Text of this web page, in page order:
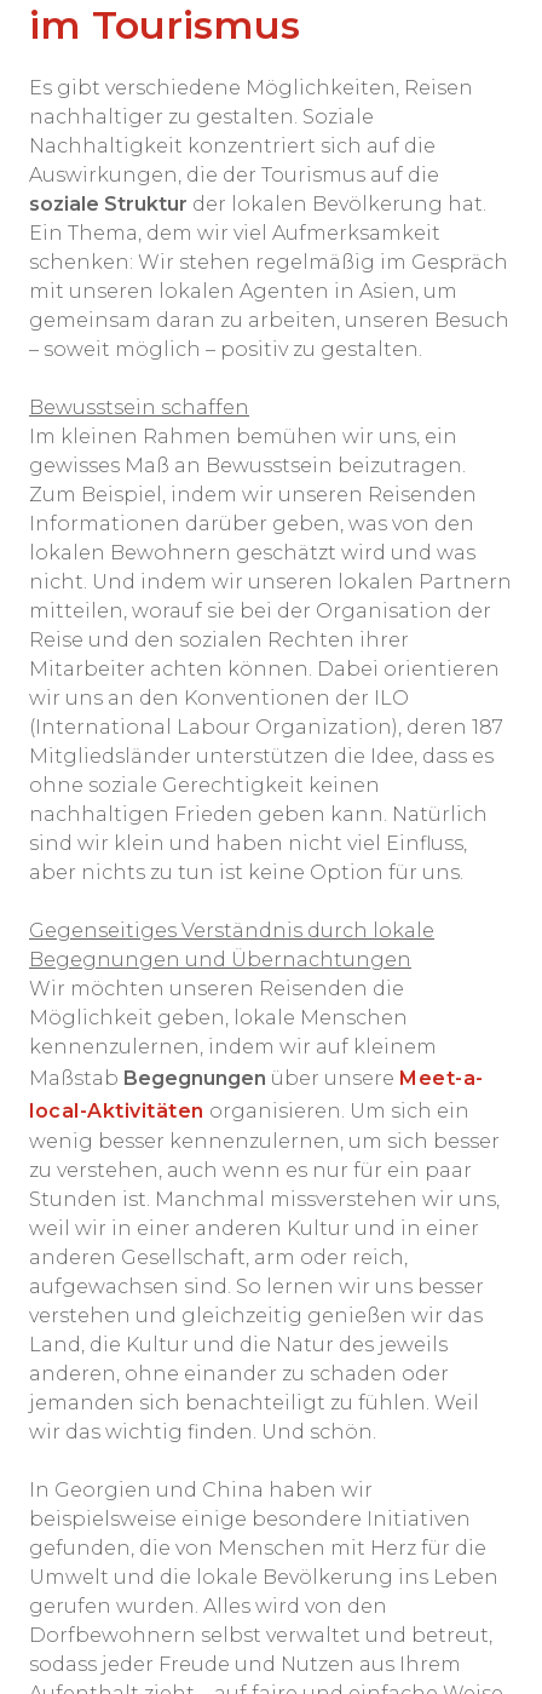
im Tourismus
Es gibt verschiedene Möglichkeiten, Reisen
nachhaltiger zu gestalten. Soziale
Nachhaltigkeit konzentriert sich auf die
Auswirkungen, die der Tourismus auf die
soziale Struktur der lokalen Bevölkerung hat.
Ein Thema, dem wir viel Aufmerksamkeit
schenken: Wir stehen regelmäßig im Gespräch
mit unseren lokalen Agenten in Asien, um
gemeinsam daran zu arbeiten, unseren Besuch
– soweit möglich – positiv zu gestalten.
Bewusstsein schaffen
Im kleinen Rahmen bemühen wir uns, ein
gewisses Maß an Bewusstsein beizutragen.
Zum Beispiel, indem wir unseren Reisenden
Informationen darüber geben, was von den
lokalen Bewohnern geschätzt wird und was
nicht. Und indem wir unseren lokalen Partnern
mitteilen, worauf sie bei der Organisation der
Reise und den sozialen Rechten ihrer
Mitarbeiter achten können. Dabei orientieren
wir uns an den Konventionen der ILO
(International Labour Organization), deren 187
Mitgliedsländer unterstützen die Idee, dass es
ohne soziale Gerechtigkeit keinen
nachhaltigen Frieden geben kann. Natürlich
sind wir klein und haben nicht viel Einfluss,
aber nichts zu tun ist keine Option für uns.
Gegenseitiges Verständnis durch lokale
Begegnungen und Übernachtungen
Wir möchten unseren Reisenden die
Möglichkeit geben, lokale Menschen
kennenzulernen, indem wir auf kleinem
Maßstab Begegnungen über unsere Meet-a-
local-Aktivitäten organisieren. Um sich ein
wenig besser kennenzulernen, um sich besser
zu verstehen, auch wenn es nur für ein paar
Stunden ist. Manchmal missverstehen wir uns,
weil wir in einer anderen Kultur und in einer
anderen Gesellschaft, arm oder reich,
aufgewachsen sind. So lernen wir uns besser
verstehen und gleichzeitig genießen wir das
Land, die Kultur und die Natur des jeweils
anderen, ohne einander zu schaden oder
jemanden sich benachteiligt zu fühlen. Weil
wir das wichtig finden. Und schön.
In Georgien und China haben wir
beispielsweise einige besondere Initiativen
gefunden, die von Menschen mit Herz für die
Umwelt und die lokale Bevölkerung ins Leben
gerufen wurden. Alles wird von den
Dorfbewohnern selbst verwaltet und betreut,
sodass jeder Freude und Nutzen aus Ihrem